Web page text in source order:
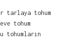
tarlaya tohum
tohum
tohumların